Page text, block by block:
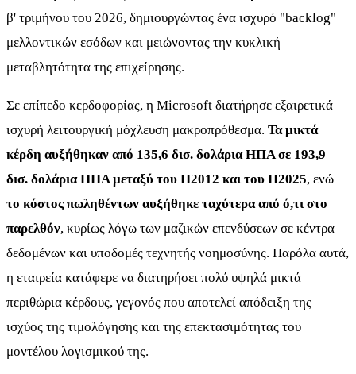
β' τριμήνου του 2026, δημιουργώντας ένα ισχυρό "backlog"
μελλοντικών εσόδων και μειώνοντας την κυκλική
μεταβλητότητα της επιχείρησης.
Σε επίπεδο κερδοφορίας, η Microsoft διατήρησε εξαιρετικά
ισχυρή λειτουργική μόχλευση μακροπρόθεσμα. Τα μικτά
κέρδη αυξήθηκαν από 135,6 δισ. δολάρια ΗΠΑ σε 193,9
δισ. δολάρια ΗΠΑ μεταξύ του Π2012 και του Π2025, ενώ
το κόστος πωληθέντων αυξήθηκε ταχύτερα από ό,τι στο
παρελθόν, κυρίως λόγω των μαζικών επενδύσεων σε κέντρα
δεδομένων και υποδομές τεχνητής νοημοσύνης. Παρόλα αυτά,
η εταιρεία κατάφερε να διατηρήσει πολύ υψηλά μικτά
περιθώρια κέρδους, γεγονός που αποτελεί απόδειξη της
ισχύος της τιμολόγησης και της επεκτασιμότητας του
μοντέλου λογισμικού της.